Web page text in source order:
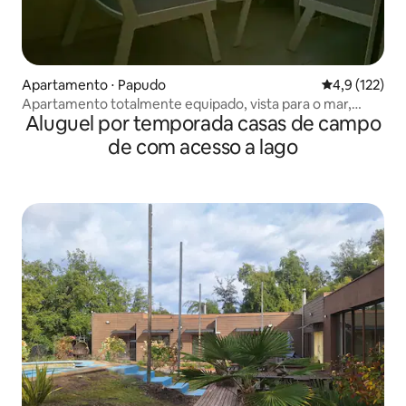
Apartamento ⋅ Papudo 4,9 de uma
4,9 (122)
Apartamento totalmente equipado, vista para o mar,
Papudo Laguna
Aluguel por temporada casas de campo
de com acesso a lago